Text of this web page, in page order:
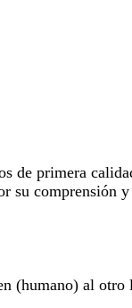
de primera
su comprensión
(humano) al otro